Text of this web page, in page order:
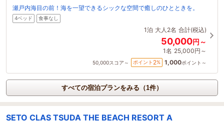
瀬戸内海目の前！海を一望できるシックな空間で癒しのひとときを。
4ベッド 食事なし
1泊 大人2名 合計(税込)
50,000円～
1名 25,000円～
50,000スコア～ ポイント 2% 1,000ポイント～
すべての宿泊プランをみる（1件）
SETO CLAS TSUDA THE BEACH RESORT A